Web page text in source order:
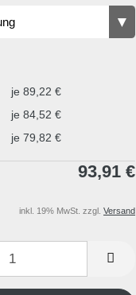
je 89,22 €
je 84,52 €
je 79,82 €
93,91 €
inkl. 19% MwSt. zzgl. Versand